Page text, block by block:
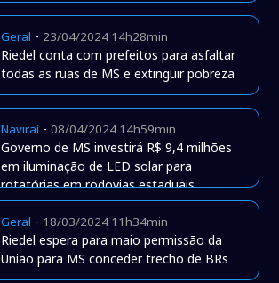
Geral - 23/04/2024 14h28min
Riedel conta com prefeitos para asfaltar
todas as ruas de MS e extinguir pobreza
Naviraí-08/04/2024 14h59min
Governo de MS investirá R$ 9,4 milhões
em iluminação de LED solar para
rotatórias em rodovias estaduais
Geral - 18/03/2024 11h34min
Riedel espera para maio permissão da
União para MS conceder trecho de BRs